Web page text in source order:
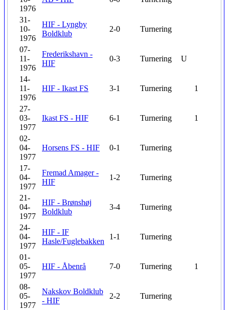
1976
31-
10-
1976
HIF - Lyngby
Boldklub
2-0 Turnering
07-
11-
1976
Frederikshavn -
HIF
0-3 Turnering U
14-
11-
1976
HIF - Ikast FS 3-1 Turnering 1
27-
03-
1977
Ikast FS - HIF 6-1 Turnering 1
02-
04-
1977
Horsens FS - HIF 0-1 Turnering
17-
04-
1977
Fremad Amager -
HIF
1-2 Turnering
21-
04-
1977
HIF - Brønshøj
Boldklub
3-4 Turnering
24-
04-
1977
HIF - IF
Hasle/Fuglebakken
1-1 Turnering
01-
05-
1977
HIF - Åbenrå 7-0 Turnering 1
08-
05-
1977
Nakskov Boldklub
- HIF
2-2 Turnering